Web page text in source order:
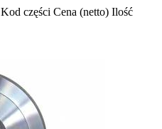
Kod części Cena (netto) Ilość